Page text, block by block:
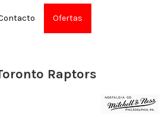
Ofertas
Raptors